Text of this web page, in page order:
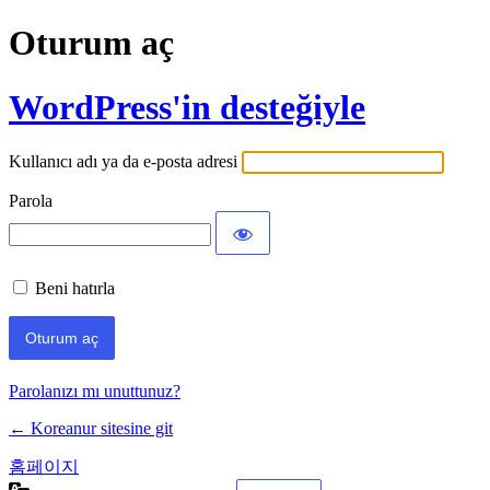
Oturum aç
WordPress'in desteğiyle
Kullanıcı adı ya da e-posta adresi
Parola
Beni hatırla
Parolanızı mı unuttunuz?
← Koreanur sitesine git
홈페이지